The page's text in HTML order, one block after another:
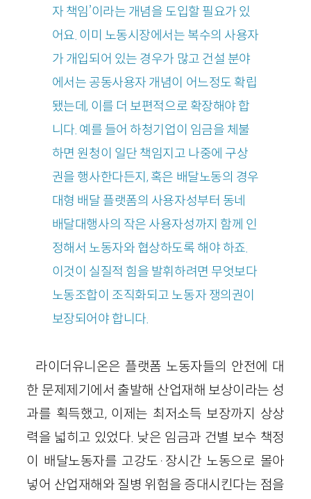
자 책임’이라는 개념을 도입할 필요가 있
어요. 이미 노동시장에서는 복수의 사용자
가 개입되어 있는 경우가 많고 건설 분야
에서는 공동사용자 개념이 어느정도 확립
됐는데, 이를 더 보편적으로 확장해야 합
니다. 예를 들어 하청기업이 임금을 체불
하면 원청이 일단 책임지고 나중에 구상
권을 행사한다든지, 혹은 배달노동의 경우
대형 배달 플랫폼의 사용자성부터 동네
배달대행사의 작은 사용자성까지 함께 인
정해서 노동자와 협상하도록 해야 하죠.
이것이 실질적 힘을 발휘하려면 무엇보다
노동조합이 조직화되고 노동자 쟁의권이
보장되어야 합니다.
라이더유니온은 플랫폼 노동자들의 안전에 대
한 문제제기에서 출발해 산업재해 보상이라는 성
과를 획득했고, 이제는 최저소득 보장까지 상상
력을 넓히고 있었다. 낮은 임금과 건별 보수 책정
이 배달노동자를 고강도·장시간 노동으로 몰아
넣어 산업재해와 질병 위험을 증대시킨다는 점을